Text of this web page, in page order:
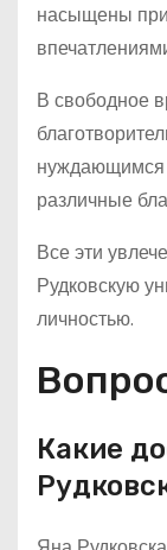
насыщены
В свободное
нуждающимся
различные
Все эти
Рудковскую
личностью.
Какие